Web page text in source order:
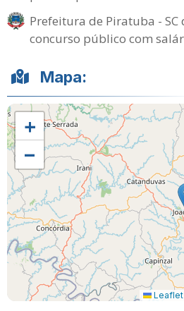
Prefeitura de Piratuba -
concurso público com
Mapa:
+
−
Leaflet